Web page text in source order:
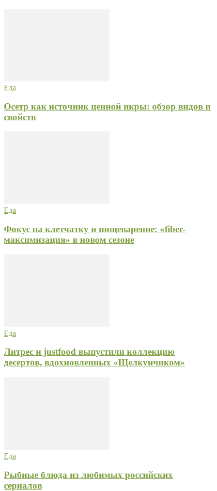
Еда
Осетр как источник ценной икры: обзор видов и
свойств
Еда
Фокус на клетчатку и пищеварение: «fiber-
максимизация» в новом сезоне
Еда
Литрес и justfood выпустили коллекцию
десертов, вдохновленных «Щелкунчиком»
Еда
Рыбные блюда из любимых российских
сериалов